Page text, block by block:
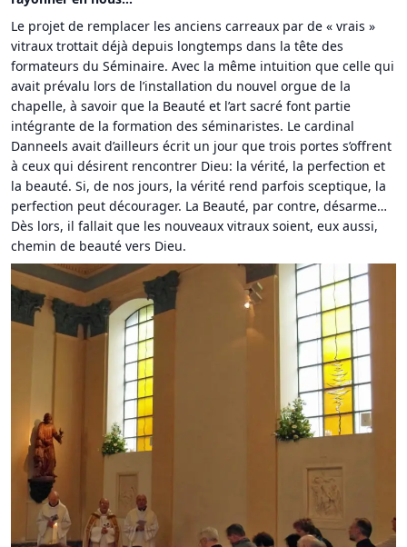
Le projet de remplacer les anciens carreaux par de « vrais »
vitraux trottait déjà depuis longtemps dans la tête des
formateurs du Séminaire. Avec la même intuition que celle qui
avait prévalu lors de l’installation du nouvel orgue de la
chapelle, à savoir que la Beauté et l’art sacré font partie
intégrante de la formation des séminaristes. Le cardinal
Danneels avait d’ailleurs écrit un jour que trois portes s’offrent
à ceux qui désirent rencontrer Dieu: la vérité, la perfection et
la beauté. Si, de nos jours, la vérité rend parfois sceptique, la
perfection peut décourager. La Beauté, par contre, désarme…
Dès lors, il fallait que les nouveaux vitraux soient, eux aussi,
chemin de beauté vers Dieu.